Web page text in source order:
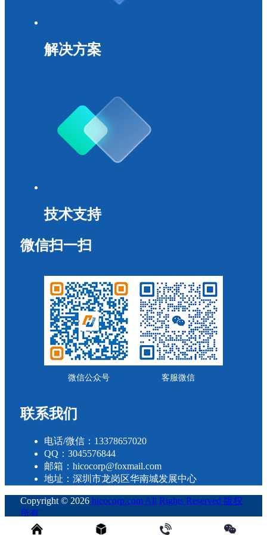
解决方案
技术支持
微信扫一扫
微信公众号 客服微信
联系我们
电话/微信：13378657020
QQ：3045576844
邮箱：hicocorp@foxmail.com
地址：深圳市龙岗区华南城发展中心
Copyright © 2026hicocorp.com All Rights Reserved 版权
所有
粤ICP备2023109800号